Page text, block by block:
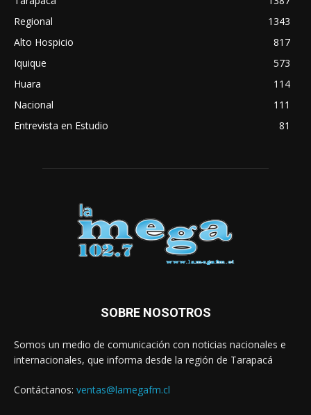
Regional
1343
Alto Hospicio
817
Iquique
573
Huara
114
Nacional
111
Entrevista en Estudio
81
SOBRE NOSOTROS
Somos un medio de comunicación con noticias nacionales e
internacionales, que informa desde la región de Tarapacá
Contáctanos: ventas@lamegafm.cl